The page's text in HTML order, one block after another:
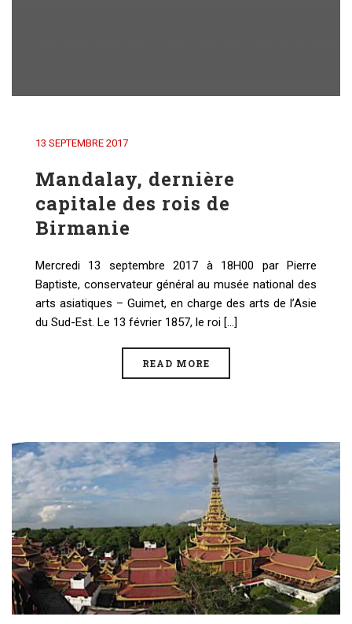
13 SEPTEMBRE 2017
Mandalay, dernière
capitale des rois de
Birmanie
Mercredi 13 septembre 2017 à 18H00 par Pierre
Baptiste, conservateur général au musée national des
arts asiatiques – Guimet, en charge des arts de l’Asie
du Sud-Est. Le 13 février 1857, le roi [...]
READ MORE